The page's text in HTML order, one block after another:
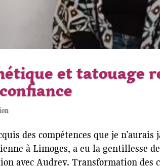
et tatouage
des compétences que je
à Limoges, a eu la gentillesse
avec Audrey. Transformation des